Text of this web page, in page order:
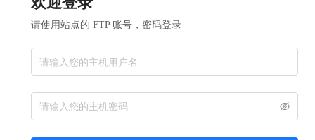
请使用站点的 FTP 账号，密码登录